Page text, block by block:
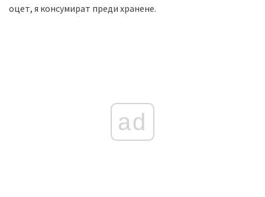
оцет, я консумират преди хранене.
ad